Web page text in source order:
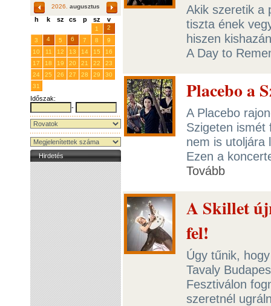
2026. augusztus
h k sz cs p sz v
1
2
3
4 5 6 7 8
9
10
11 12 13 14 15
16
17
18 19 20 21 22
23
24
25 26 27 28 29
30
31
Időszak:
-
Hirdetés
Akik szeretik a
tiszta ének
hiszen
A Day to
Placebo a
A Placebo
Szigeten ismét
nem is utoljára
Ezen a
Tovább
A Skillet
fel!
Úgy tűnik,
Tavaly
Fesztiválon
szeretnél